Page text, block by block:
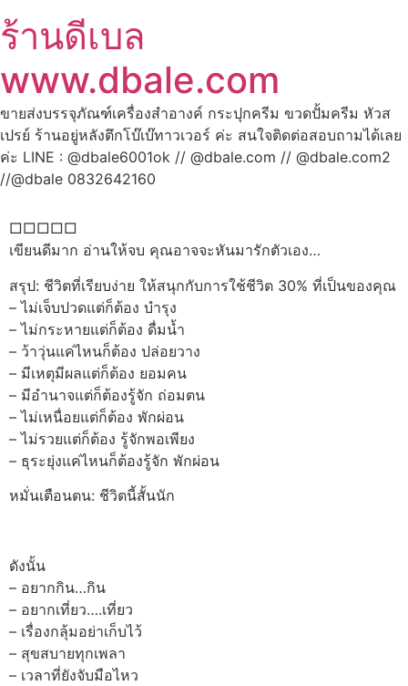
ร้านดีเบล
www.dbale.com
ขายส่งบรรจุภัณฑ์เครื่องสำอางค์ กระปุกครีม ขวดปั้มครีม หัวส
เปรย์ ร้านอยู่หลังตึกโบ๊เบ๊ทาวเวอร์ ค่ะ สนใจติดต่อสอบถามได้เลย
ค่ะ LINE : @dbale6001ok // @dbale.com // @dbale.com2
//@dbale 0832642160
□□□□□
เขียนดีมาก อ่านให้จบ คุณอาจจะหันมารักตัวเอง…
สรุป: ชีวิตที่เรียบง่าย ให้สนุกกับการใช้ชีวิต 30% ที่เป็นของคุณ
– ไม่เจ็บปวดแต่ก็ต้อง บำรุง
– ไม่กระหายแต่ก็ต้อง ดื่มน้ำ
– ว้าวุ่นแค่ไหนก็ต้อง ปล่อยวาง
– มีเหตุมีผลแต่ก็ต้อง ยอมคน
– มีอำนาจแต่ก็ต้องรู้จัก ถ่อมตน
– ไม่เหนื่อยแต่ก็ต้อง พักผ่อน
– ไม่รวยแต่ก็ต้อง รู้จักพอเพียง
– ธุระยุ่งแค่ไหนก็ต้องรู้จัก พักผ่อน
หมั่นเตือนตน: ชีวิตนี้สั้นนัก
ดังนั้น
– อยากกิน…กิน
– อยากเที่ยว….เที่ยว
– เรื่องกลุ้มอย่าเก็บไว้
– สุขสบายทุกเพลา
– เวลาที่ยังจับมือไหว